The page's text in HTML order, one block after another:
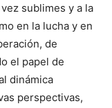
sublimes y a la
en la lucha y en
de
el papel de
dinámica
perspectivas,